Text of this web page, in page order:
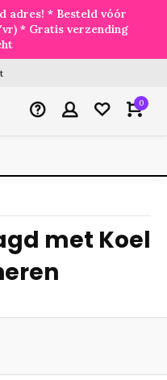
adres! * Besteld vóór
* Gratis verzending
0
met Koel